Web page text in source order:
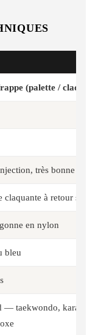
(palette /
très bonne
claquante à retour
en nylon
bleu
— taekwondo, karaté,